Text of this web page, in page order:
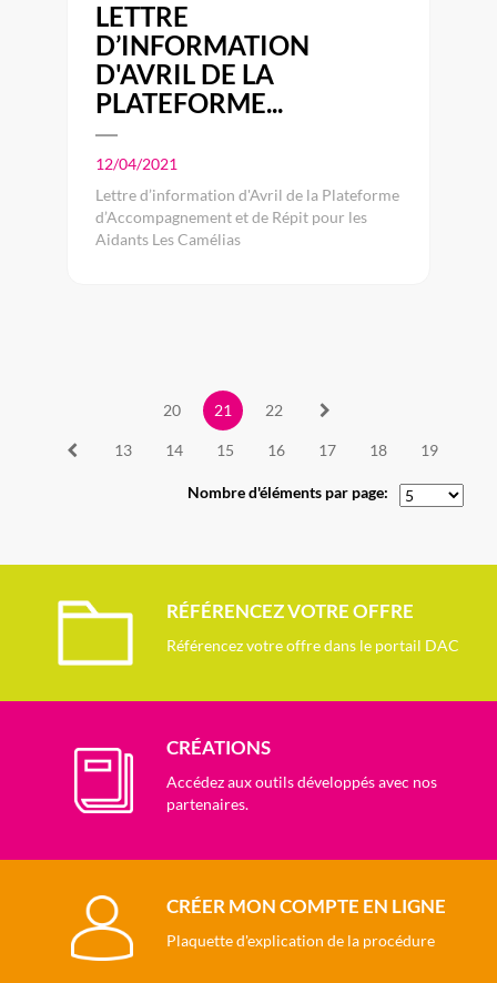
LETTRE
D’INFORMATION
D'AVRIL DE LA
PLATEFORME...
12/04/2021
Lettre d’information d'Avril de la Plateforme
d’Accompagnement et de Répit pour les
Aidants Les Camélias
Nombre d'éléments par page:
13 14 15 16 17 18 19
20 21 22
RÉFÉRENCEZ VOTRE OFFRE
Référencez votre offre dans le portail DAC
CRÉATIONS
Accédez aux outils développés avec nos
partenaires.
CRÉER MON COMPTE EN LIGNE
Plaquette d'explication de la procédure